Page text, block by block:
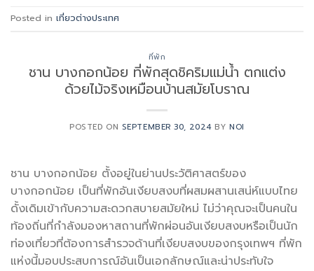
Posted in เที่ยวต่างประเทศ
ที่พัก
ชาน บางกอกน้อย ที่พักสุดชิคริมแม่น้ำ ตกแต่ง
ด้วยไม้จริงเหมือนบ้านสมัยโบราณ
POSTED ON SEPTEMBER 30, 2024 BYNOI
ชาน บางกอกน้อย ตั้งอยู่ในย่านประวัติศาสตร์ของ
บางกอกน้อย เป็นที่พักอันเงียบสงบที่ผสมผสานเสน่ห์แบบไทย
ดั้งเดิมเข้ากับความสะดวกสบายสมัยใหม่ ไม่ว่าคุณจะเป็นคนใน
ท้องถิ่นที่กำลังมองหาสถานที่พักผ่อนอันเงียบสงบหรือเป็นนัก
ท่องเที่ยวที่ต้องการสำรวจด้านที่เงียบสงบของกรุงเทพฯ ที่พัก
แห่งนี้มอบประสบการณ์อันเป็นเอกลักษณ์และน่าประทับใจ